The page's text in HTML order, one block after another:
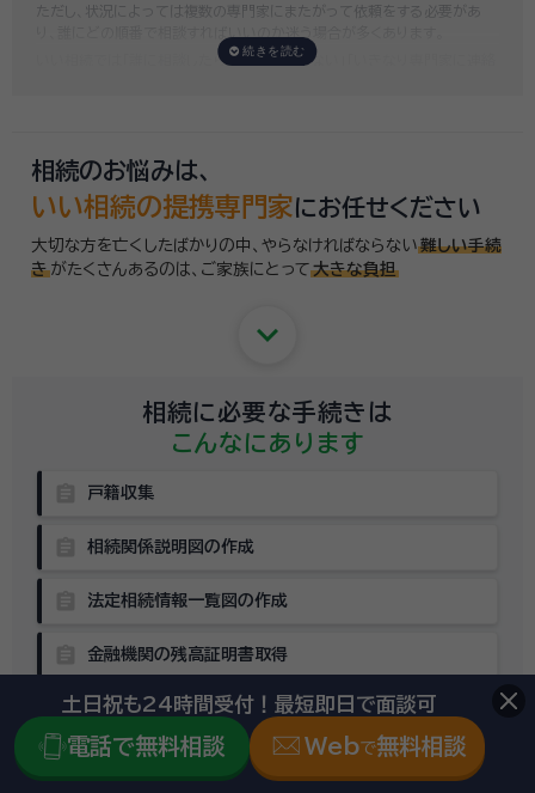
ただし、状況によっては複数の専門家にまたがって依頼をする必要があ
いい相続では「誰に相談したらいいかわからない」「いきなり専門家に連絡
相続のお悩みは、
いい相続の提携専門家にお任せください
大切な方を亡くしたばかりの中、やらなければならない 難しい手続
き がたくさんあるのは、 ご家族にとって 大きな負担
keyboard_arrow_down
相続に必要な手続きは
こんなにあります
戸籍収集
相続関係説明図の作成
法定相続情報一覧図の作成
金融機関の残高証明書取得
assignment 不動産評価書類の取得
assignment 相続財産目録の作成
土日祝も24時間受付！最短即日で面談可
電話で無料相談 Webで無料相談